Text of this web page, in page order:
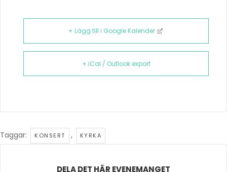
+ Lägg till i Google Kalender
+ iCal / Outlook export
Taggar: KONSERT , KYRKA
DELA DET HÄR EVENEMANGET